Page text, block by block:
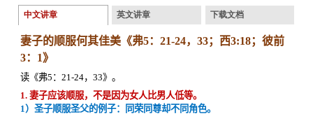
中文讲章 英文讲章 下载文档